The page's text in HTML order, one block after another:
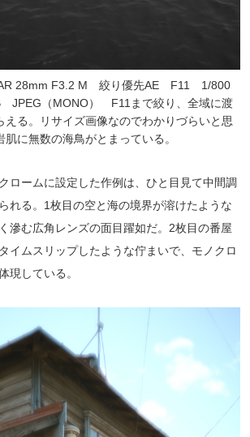
28mm F3.2 M 絞り優先AE F11 1/800
（MONO） F11まで絞り、全域に渡
える。リサイズ画像なのでわかりづらいと思
肌に無数の海鳥がとまっている。
ロームに設定した作例は、ひと目見て中間調
れる。1枚目の空と海の境界が溶けたような
滲む広角レンズの面目躍如だ。2枚目の番屋
イムスリップしたような佇まいで、モノクロ
現している。